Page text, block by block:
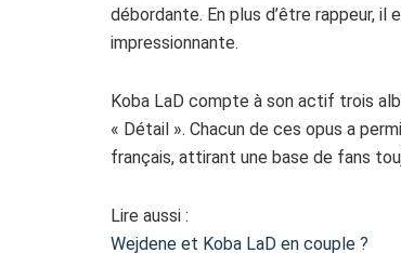
débordante. En plus d’être rappeur,
impressionnante.
Koba LaD compte à son actif trois
« Détail ». Chacun de ces opus a
français, attirant une base de fans
Lire aussi :
Wejdene et Koba LaD en couple ?